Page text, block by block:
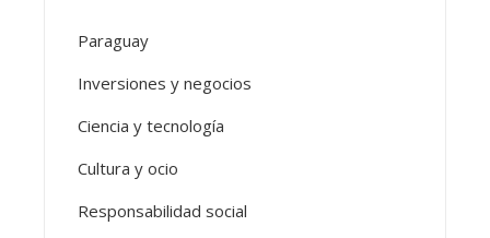
Paraguay
Inversiones y negocios
Ciencia y tecnología
Cultura y ocio
Responsabilidad social